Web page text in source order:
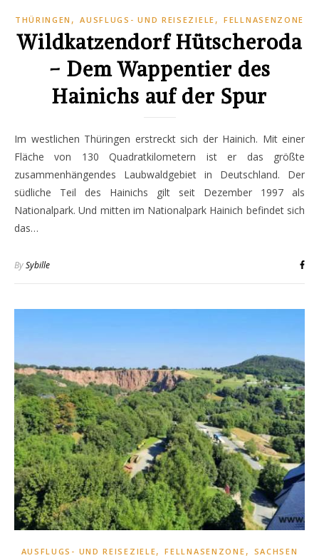
THÜRINGEN ,AUSFLUGS- UND REISEZIELE , FELLNASENZONE
Wildkatzendorf Hütscheroda
– Dem Wappentier des
Hainichs auf der Spur
Im westlichen Thüringen erstreckt sich der Hainich. Mit einer
Fläche von 130 Quadratkilometern ist er das größte
zusammenhängendes Laubwaldgebiet in Deutschland. Der
südliche Teil des Hainichs gilt seit Dezember 1997 als
Nationalpark. Und mitten im Nationalpark Hainich befindet sich
das…
BySybille
AUSFLUGS- UND REISEZIELE,FELLNASENZONE , SACHSEN